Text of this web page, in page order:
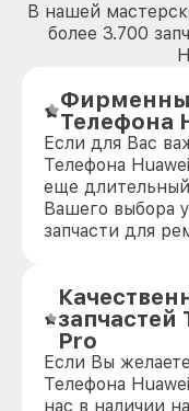
В нашей
более 3.700
Телефона
Если для Вас
Телефона
еще
Вашего выбора
запчасти для
запчастей
Pro
Если Вы
Телефона
нас в наличии